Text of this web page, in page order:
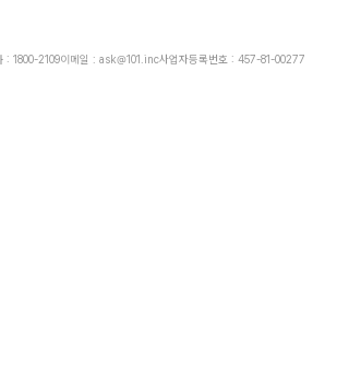
: 1800-2109이메일 : ask@101.inc사업자등록번호 : 457-81-00277